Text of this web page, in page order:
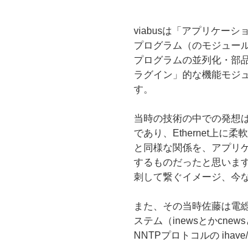
viabusは「アプリケーシ
プログラム（のモジュー
プログラムの並列化・部
ラグイン」的な機能モジ
す。
当時の技術の中での発想
であり、Ethernet上に柔
と同様な関係を、アプリ
するものだったと思いま
刺して繋ぐイメージ、今
また、その当時佐藤は電
ステム（inewsとか
NNTPプロトコルの